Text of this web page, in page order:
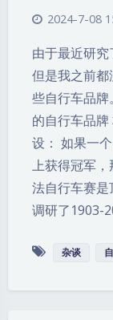
2024-7-08
由于最近研究
但是我之前
些自行车品
的自行车品
设： 如果一
上获得冠军
法自行车赛
调研了1903-
杂谈